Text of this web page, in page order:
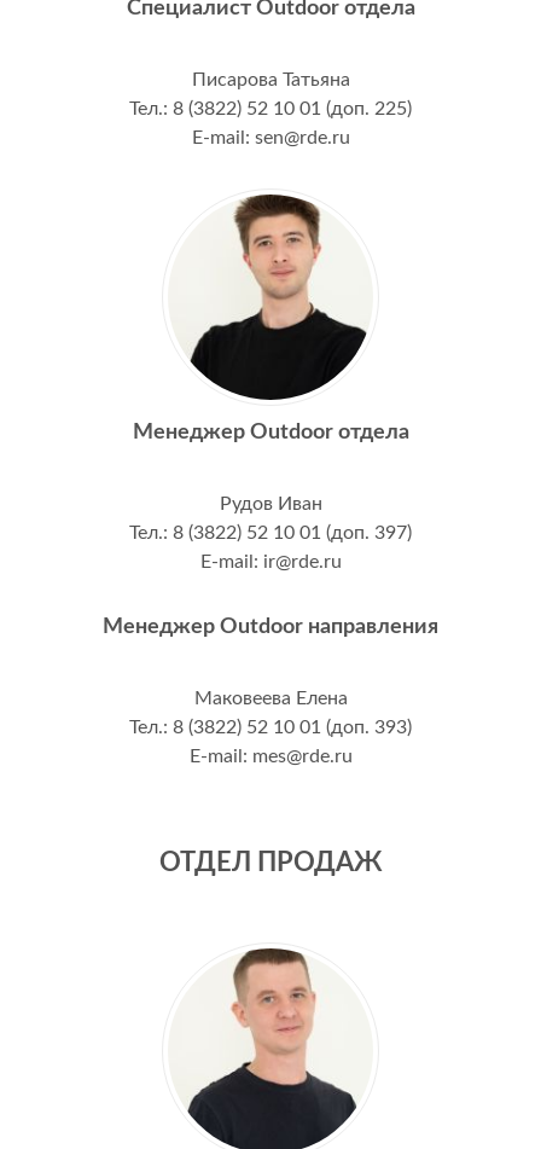
Специалист Outdoor отдела
Писарова Татьяна
Тел.: 8 (3822) 52 10 01 (доп. 225)
E-mail: sen@rde.ru
Менеджер Outdoor отдела
Рудов Иван
Тел.: 8 (3822) 52 10 01 (доп. 397)
E-mail: ir@rde.ru
Менеджер Outdoor направления
Маковеева Елена
Тел.: 8 (3822) 52 10 01 (доп. 393)
E-mail: mes@rde.ru
ОТДЕЛ ПРОДАЖ